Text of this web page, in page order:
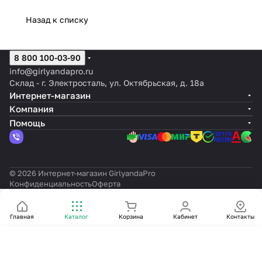
Назад к списку
Главная Каталог Корзина Кабинет Контакты
8 800 100-03-90
info@girlyandapro.ru
Склад - г. Электросталь, ул. Октябрьская, д. 18а
Интернет-магазин
Компания
Помощь
© 2026 Интернет-магазин GirlyandaPro
КонфиденциальностьОферта